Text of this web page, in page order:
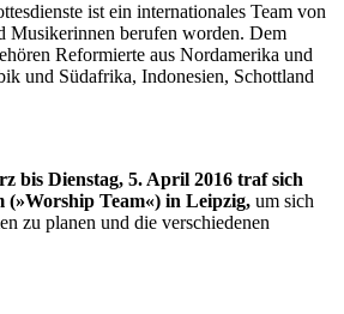
ist ein internationales Team von
Musikerinnen berufen worden. Dem
Reformierte aus Nordamerika und
und Südafrika, Indonesien, Schottland
bis Dienstag, 5. April 2016 traf sich
(»Worship Team«) in Leipzig, um sich
zu planen und die verschiedenen